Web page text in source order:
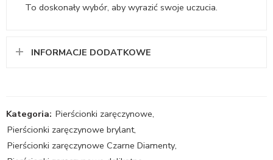
To doskonały wybór, aby wyrazić swoje uczucia.
INFORMACJE DODATKOWE
Kategoria: Pierścionki zaręczynowe,
Pierścionki zaręczynowe brylant,
Pierścionki zaręczynowe Czarne Diamenty,